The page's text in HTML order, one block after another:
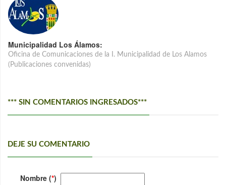
Municipalidad Los Álamos:
Oficina de Comunicaciones de la I. Municipalidad de Los Alamos
(Publicaciones convenidas)
*** SIN COMENTARIOS INGRESADOS***
DEJE SU COMENTARIO
Nombre (*)